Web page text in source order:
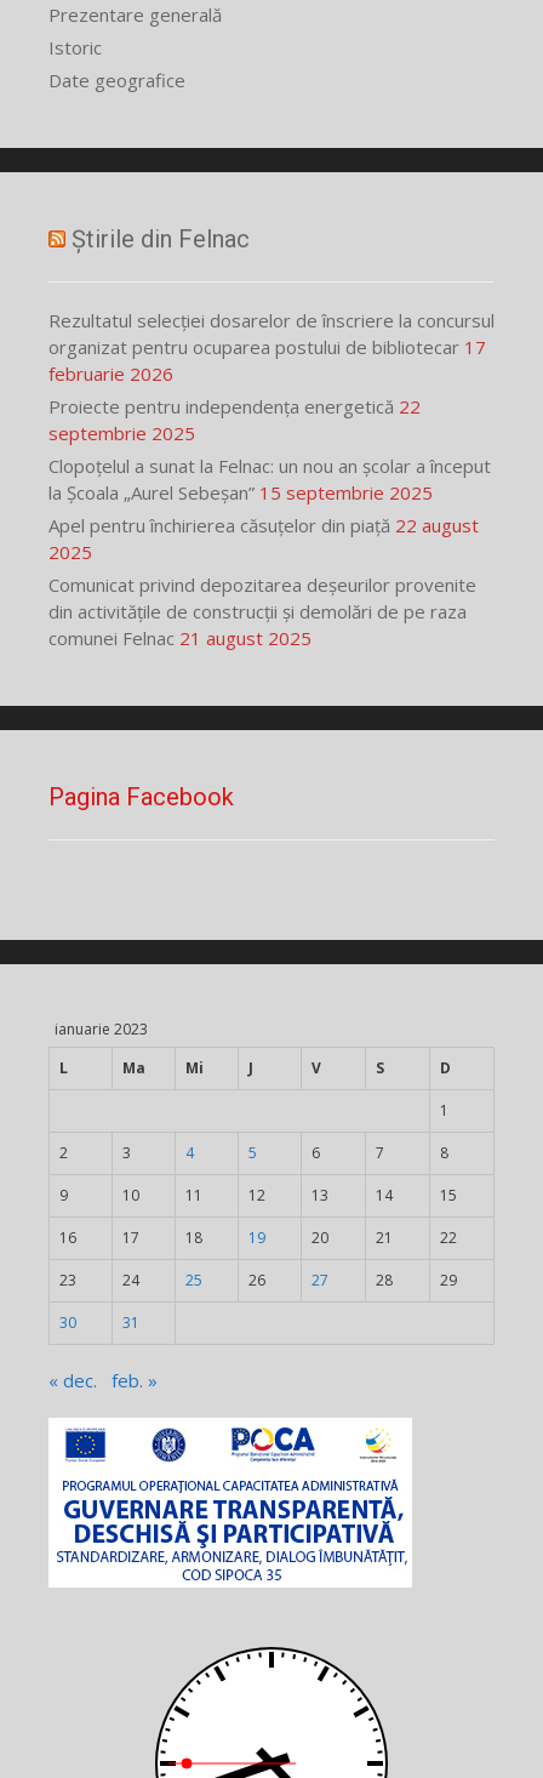
Prezentare generală
Istoric
Date geografice
Știrile din Felnac
Rezultatul selecției dosarelor de înscriere la concursul
organizat pentru ocuparea postului de bibliotecar 17
februarie 2026
Proiecte pentru independența energetică 22
septembrie 2025
Clopoțelul a sunat la Felnac: un nou an școlar a început
la Școala „Aurel Sebeșan” 15 septembrie 2025
Apel pentru închirierea căsuțelor din piață 22 august
2025
Comunicat privind depozitarea deșeurilor provenite
din activitățile de construcții și demolări de pe raza
comunei Felnac 21 august 2025
Pagina Facebook
ianuarie 2023
L
Ma Mi J V S D
1
2 3 4 5 6 7 8
9 10 11 12 13 14 15
16 17 18 19 20 21 22
23 24 25 26 27 28 29
30 31
« dec. feb. »